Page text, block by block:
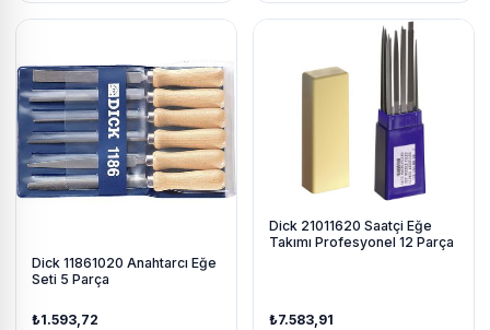
Dick 11861020 Anahtarcı Eğe
Seti 5 Parça
₺1.593,72
Dick 21011620 Saatçi Eğe
Takımı Profesyonel 12 Parça
₺7.583,91